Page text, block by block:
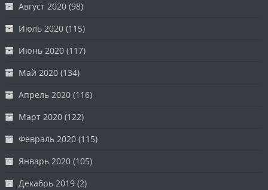
Август 2020 (98)
Июль 2020 (115)
Июнь 2020 (117)
Май 2020 (134)
Апрель 2020 (116)
Март 2020 (122)
Февраль 2020 (115)
Январь 2020 (105)
Декабрь 2019 (2)